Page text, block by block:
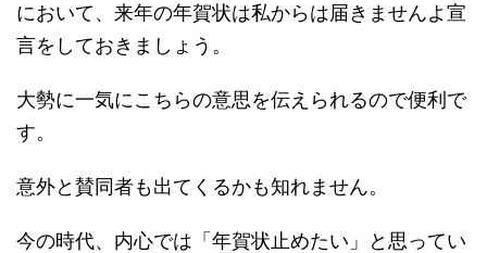
において、来年の年賀状は私からは届きませんよ宣
言をしておきましょう。
大勢に一気にこちらの意思を伝えられるので便利で
す。
意外と賛同者も出てくるかも知れません。
今の時代、内心では「年賀状止めたい」と思ってい